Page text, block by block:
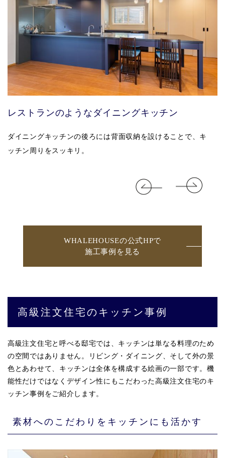
レストランのようなダイニングキッチン
ダイニングキッチンの後ろには背面収納を設けることで、キ
ッチン周りをスッキリ。
WHALEHOUSEの公式HPで
施工事例を見る
高級注文住宅のキッチン事例
高級注文住宅と呼べる邸宅では、キッチンは単なる料理のため
の空間ではありません。リビング・ダイニング、そして外の景
色とあわせて、キッチンは全体を構成する絵画の一部です。機
能性だけではなくデザイン性にもこだわった高級注文住宅のキ
ッチン事例をご紹介します。
素材へのこだわりをキッチンにも活かす